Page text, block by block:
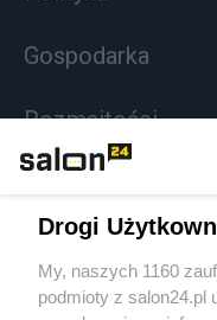
Gospodarka
Rozmaitości
Sport
Społeczeństwo
Drogi
My, naszych 1160
podmioty z salon24.pl